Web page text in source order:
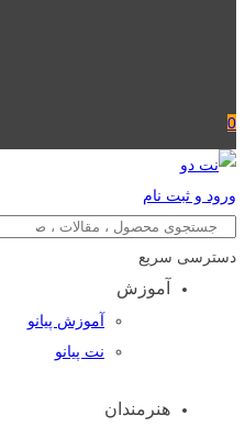
0
ورود و ثبت نام
دسترسی سریع
آموزش
آموزش پیانو
نت پیانو
هنرمندان